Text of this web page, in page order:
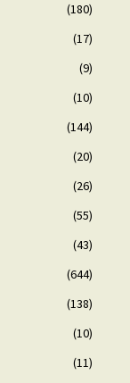
(180)
(17)
(9)
(10)
(144)
(20)
(26)
(55)
(43)
(644)
(138)
(10)
(11)